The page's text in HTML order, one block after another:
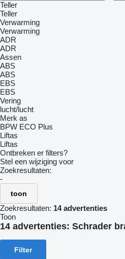
Teller
Teller
Verwarming
Verwarming
ADR
ADR
Assen
ABS
ABS
EBS
EBS
Vering
lucht/lucht
Merk as
BPW ECO Plus
Liftas
Liftas
Ontbreken er filters?
Stel een wijziging voor
Zoekresultaten:
-
toon
Zoekresultaten: 14 advertenties
Toon
14 advertenties: Schrader
Filter